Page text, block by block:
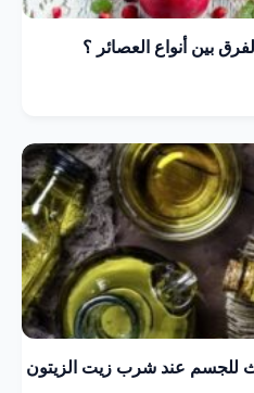
بين أنواع العصائر ؟
للجسم عند شرب زيت الزيتون